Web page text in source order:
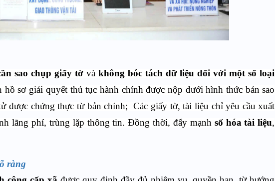
sao chụp giấy tờ vàkhông bóc tách dữ liệu đối với một số loại
hồ sơ giải quyết thủ tục hành chính được nộp dưới hình thức bản sao
được chứng thực từ bản chính; Các giấy tờ, tài liệu chỉ yêu cầu xuất
lãng phí, trùng lặp thông tin. Đồng thời, đẩy mạnh số hóa tài liệu,
ràng